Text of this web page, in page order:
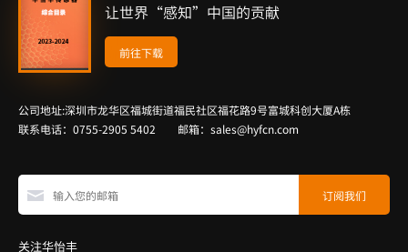
让世界“感知”中国的贡献
前往下载
公司地址:深圳市龙华区福城街道福民社区福花路9号富城科创大厦A栋
联系电话：0755-2905 5402 邮箱：sales@hyfcn.com
关注华怡丰